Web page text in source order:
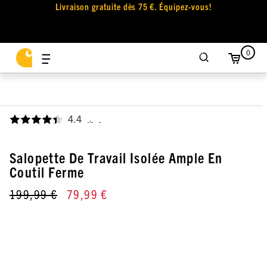
Livraison gratuite dès 75 €. Équipez-vous!
0
4.4 ,
Salopette De Travail Isolée Ample En
Coutil Ferme
199,99 € 79,99 €